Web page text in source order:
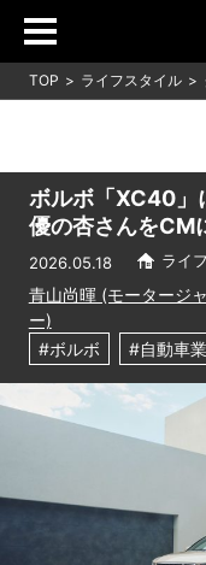
TOP ライフスタイル
ボルボ「XC40」
優の杏さんをCM
2026.05.18 ライ
青山尚暉 (モータージ
ー)
#ボルボ
#自動車